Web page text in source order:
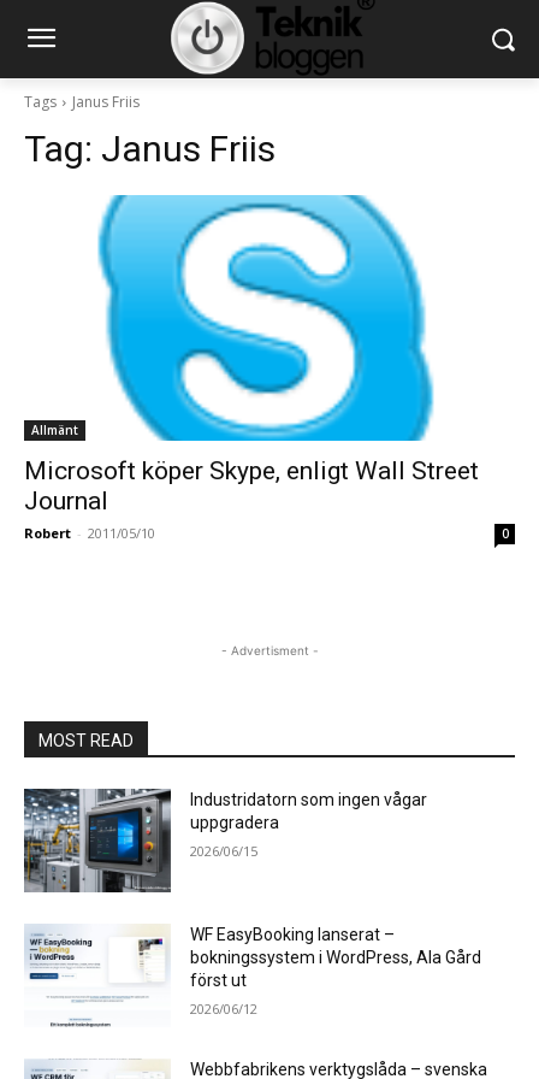
Tags Janus Friis
Tag: Janus Friis
Allmänt
Microsoft köper Skype, enligt Wall Street
Journal
Robert - 2011/05/10 0
- Advertisment -
MOST READ
Industridatorn som ingen vågar
uppgradera
2026/06/15
WF EasyBooking lanserat –
bokningssystem i WordPress, Ala Gård
först ut
2026/06/12
Webbfabrikens verktygslåda – svenska